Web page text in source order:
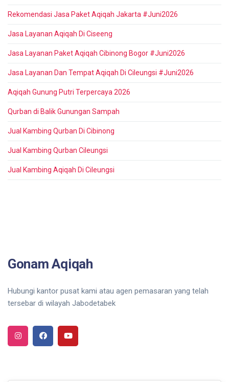
Rekomendasi Jasa Paket Aqiqah Jakarta #Juni2026
Jasa Layanan Aqiqah Di Ciseeng
Jasa Layanan Paket Aqiqah Cibinong Bogor #Juni2026
Jasa Layanan Dan Tempat Aqiqah Di Cileungsi #Juni2026
Aqiqah Gunung Putri Terpercaya 2026
Qurban di Balik Gunungan Sampah
Jual Kambing Qurban Di Cibinong
Jual Kambing Qurban Cileungsi
Jual Kambing Aqiqah Di Cileungsi
Gonam Aqiqah
Hubungi kantor pusat kami atau agen pemasaran yang telah
tersebar di wilayah Jabodetabek